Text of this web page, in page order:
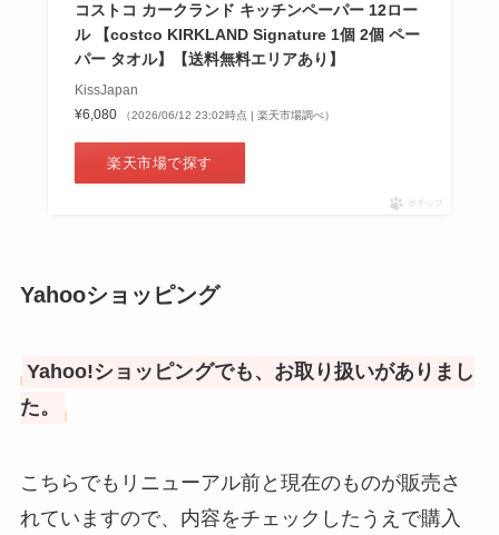
コストコ カークランド キッチンペーパー 12ロー
ル 【costco KIRKLAND Signature 1個 2個 ペー
パー タオル】【送料無料エリアあり】
KissJapan
¥6,080
（2026/06/12 23:02時点 | 楽天市場調べ）
楽天市場で探す
ポチップ
Yahooショッピング
Yahoo!ショッピングでも、お取り扱いがありまし
た。
こちらでもリニューアル前と現在のものが販売さ
れていますので、内容をチェックしたうえで購入